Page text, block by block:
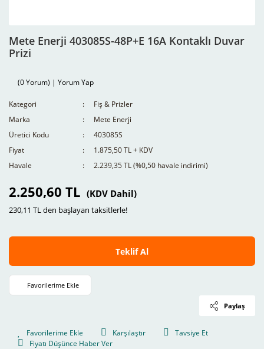
Mete Enerji 403085S-48P+E 16A Kontaklı Duvar
Prizi
(0 Yorum) | Yorum Yap
Kategori
Fiş & Prizler
Marka
Mete Enerji
Üretici Kodu
403085S
Fiyat
1.875,50 TL + KDV
Havale
2.239,35 TL (%0,50 havale indirimi)
2.250,60 TL (KDV Dahil)
230,11 TL den başlayan taksitlerle!
Teklif Al
Paylaş
Karşılaştır
Tavsiye Et
Fiyatı Düşünce Haber Ver